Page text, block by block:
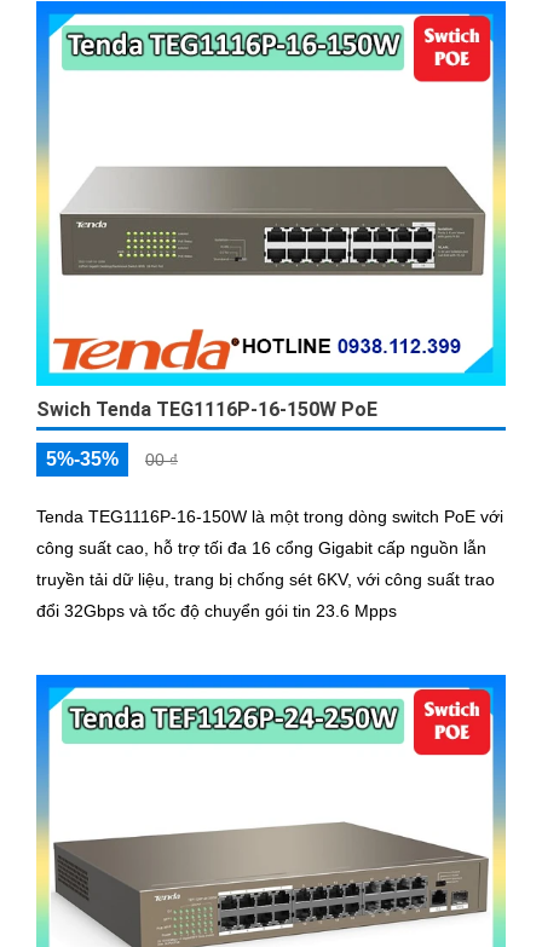
Swich Tenda TEG1116P-16-150W PoE
5%-35% 00 ₫
Tenda TEG1116P-16-150W là một trong dòng switch PoE với
công suất cao, hỗ trợ tối đa 16 cổng Gigabit cấp nguồn lẫn
truyền tải dữ liệu, trang bị chống sét 6KV, với công suất trao
đổi 32Gbps và tốc độ chuyển gói tin 23.6 Mpps